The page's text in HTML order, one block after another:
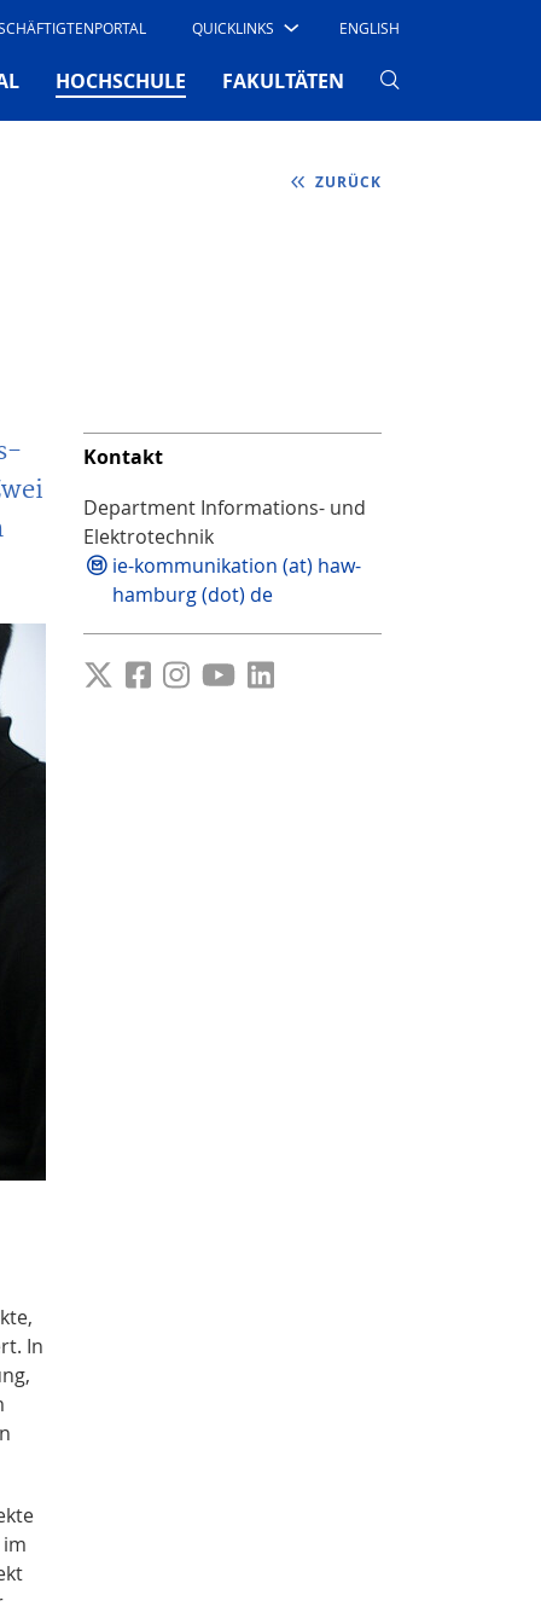
QUICKLINKS ENGLISH
HOCHSCHULE (CURRENT)
FAKULTÄTEN
ZURÜCK
In
Kontakt
Department Informations- und
Elektrotechnik
ie-kommunikation (at) haw-
hamburg (dot) de